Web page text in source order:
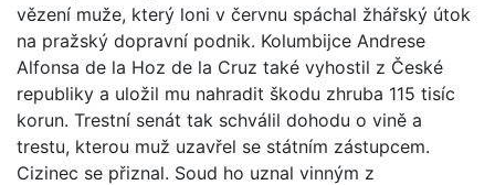
vězení muže, který loni v červnu spáchal žhářský útok
na pražský dopravní podnik. Kolumbijce Andrese
Alfonsa de la Hoz de la Cruz také vyhostil z České
republiky a uložil mu nahradit škodu zhruba 115 tisíc
korun. Trestní senát tak schválil dohodu o vině a
trestu, kterou muž uzavřel se státním zástupcem.
Cizinec se přiznal. Soud ho uznal vinným z